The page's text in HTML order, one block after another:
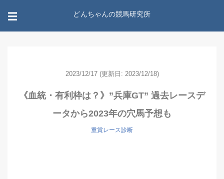
☰ どんちゃんの競馬研究所
2023/12/17 (更新日: 2023/12/18)
《血統・有利枠は？》”兵庫GT” 過去レースデ
ータから2023年の穴馬予想も
重賞レース診断